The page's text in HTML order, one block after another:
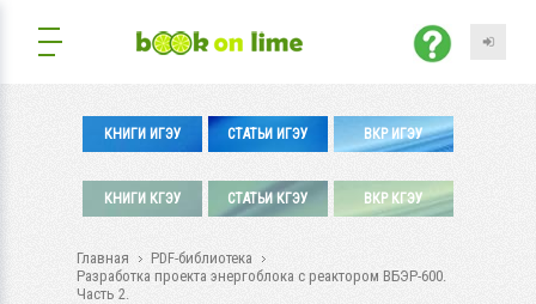
КНИГИ ИГЭУ СТАТЬИ ИГЭУ ВКР ИГЭУ
КНИГИ КГЭУ СТАТЬИ КГЭУ ВКР КГЭУ
Главная
PDF-библиотека
Разработка проекта энергоблока с реактором ВБЭР-600.
Часть 2.